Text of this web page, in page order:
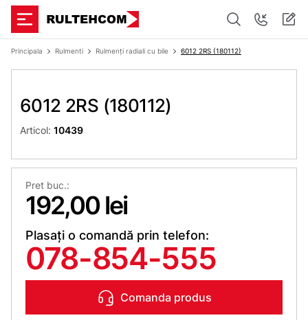
Principala Rulmenti Rulmenți radiali cu bile 6012 2RS (180112)
6012 2RS (180112)
Articol: 10439
Pret buc.:
192,00 lei
Plasați o comandă prin telefon:
078-854-555
Comanda produs